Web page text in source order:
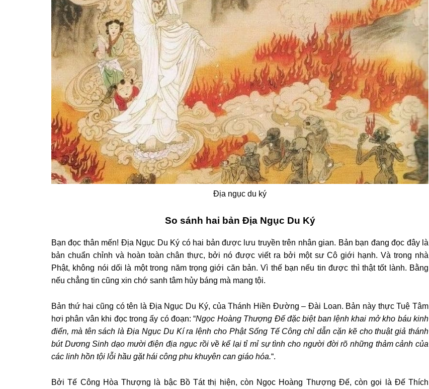
Địa ngục du ký
So sánh hai bản Địa Ngục Du Ký
Bạn đọc thân mến! Địa Ngục Du Ký có hai bản được lưu truyền trên nhân gian. Bản bạn đang đọc đây là
bản chuẩn chỉnh và hoàn toàn chân thực, bởi nó được viết ra bởi một sư Cô giới hạnh. Và trong nhà
Phật, không nói dối là một trong năm trọng giới căn bản. Vì thế bạn nếu tin được thì thật tốt lành. Bằng
nếu chẳng tin cũng xin chớ sanh tâm hủy báng mà mang tội.
Bản thứ hai cũng có tên là Địa Ngục Du Ký, của Thánh Hiền Đường – Đài Loan. Bản này thực Tuệ Tâm
hơi phân vân khi đọc trong ấy có đoạn: “Ngọc Hoàng Thượng Đế đặc biệt ban lệnh khai mở kho báu kinh
điển, mà tên sách là Địa Ngục Du Kí ra lệnh cho Phật Sống Tế Công chỉ dẫn cặn kẽ cho thuật giả thánh
bút Dương Sinh dạo mười điện địa ngục rồi về kể lại tỉ mỉ sự tình cho người đời rõ những thảm cảnh của
các linh hồn tội lỗi hầu gặt hái công phu khuyên can giáo hóa.“.
Bởi Tế Công Hòa Thượng là bậc Bồ Tát thị hiện, còn Ngọc Hoàng Thượng Đế, còn gọi là Đế Thích